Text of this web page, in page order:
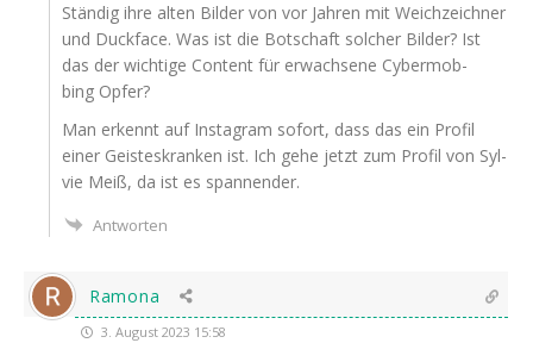
Stän­dig ihre alten Bil­der von vor Jah­ren mit Weich­zeich­ner
und Duck­face. Was ist die Bot­schaft sol­cher Bil­der? Ist
das der wich­ti­ge Con­tent für erwach­se­ne Cyber­mob­
bing Opfer?
Man erkennt auf Insta­gram sofort, dass das ein Pro­fil
einer Geis­tes­kran­ken ist. Ich gehe jetzt zum Pro­fil von Syl­
vie Meiß, da ist es spannender.
Antworten
Ramona
3. August 2023 15:58